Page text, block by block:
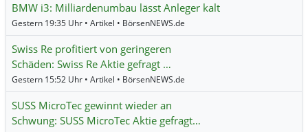
BMW i3: Milliardenumbau lässt Anleger kalt
Gestern 19:35 Uhr • Artikel • BörsenNEWS.de
Swiss Re profitiert von geringeren
Schäden: Swiss Re Aktie gefragt …
Gestern 15:52 Uhr • Artikel • BörsenNEWS.de
SUSS MicroTec gewinnt wieder an
Schwung: SUSS MicroTec Aktie gefragt…